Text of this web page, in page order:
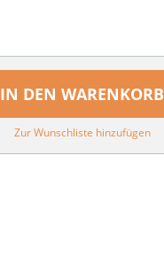
IN DEN WARENKORB
Zur Wunschliste hinzufügen